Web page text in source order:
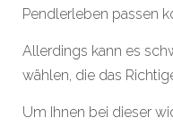
Pendlerleben passen
Allerdings kann es
wählen, die das
Um Ihnen bei dieser